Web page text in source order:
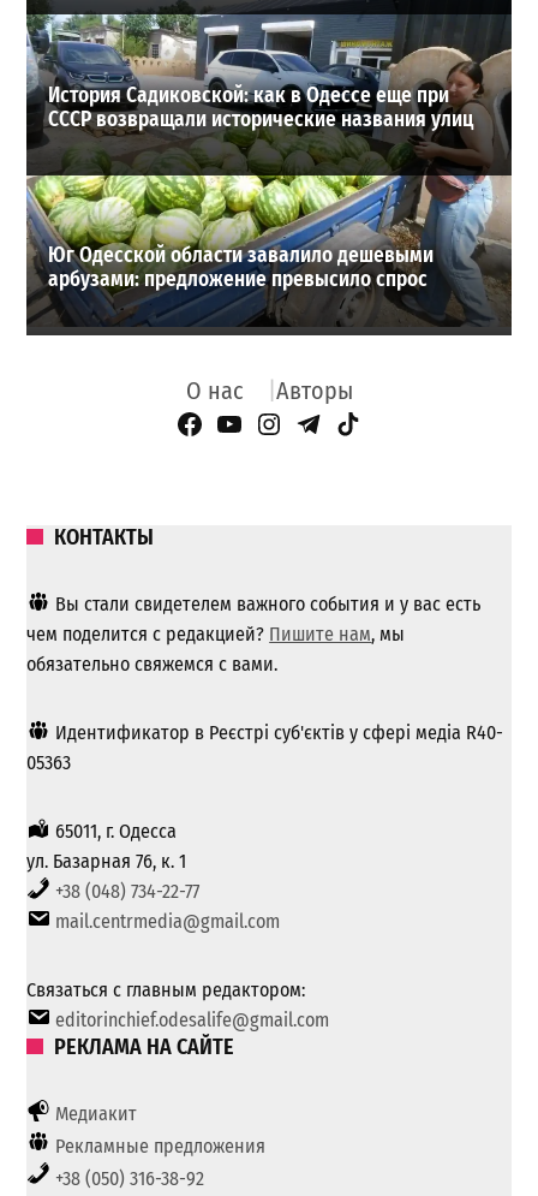
История Садиковской: как в Одессе еще при
СССР возвращали исторические названия улиц
Юг Одесской области завалило дешевыми
арбузами: предложение превысило спрос
О нас Авторы
Facebook Page
YouTube
Instagram
Telegram
TikTok
КОНТАКТЫ
Вы стали свидетелем важного события и у вас есть
чем поделится с редакцией? Пишите нам, мы
обязательно свяжемся с вами.
Идентификатор в Реєстрі суб'єктів у сфері медіа R40-
05363
65011, г. Одесса
ул. Базарная 76, к. 1
+38 (048) 734-22-77
mail.centrmedia@gmail.com
Связаться с главным редактором:
editorinchief.odesalife@gmail.com
РЕКЛАМА НА САЙТЕ
Медиакит
Рекламные предложения
+38 (050) 316-38-92